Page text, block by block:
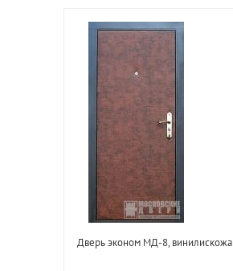
Дверь эконом МД-8, винилискожа